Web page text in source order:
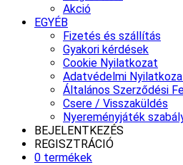
Akció
EGYÉB
Fizetés és szállítás
Gyakori kérdések
Cookie Nyilatkozat
Adatvédelmi
Általános Szerződési
Csere / Visszaküldés
Nyereményjáték
BEJELENTKEZÉS
REGISZTRÁCIÓ
0 termékek